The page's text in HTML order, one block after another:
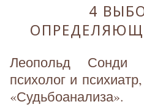
4
Леопольд Сонди
психолог и